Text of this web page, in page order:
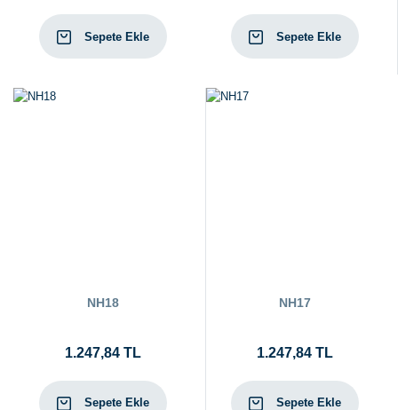
Sepete Ekle Sepete Ekle
NH18
1.247,84 TL
Sepete Ekle
NH17
1.247,84 TL
Sepete Ekle